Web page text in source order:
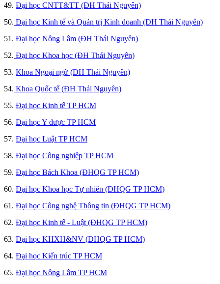
49. Đại học CNTT&TT (ĐH Thái Nguyên)
50. Đại học Kinh tế và Quản trị Kinh doanh (ĐH Thái Nguyên)
51. Đại học Nông Lâm (ĐH Thái Nguyên)
52. Đại học Khoa học (ĐH Thái Nguyên)
53. Khoa Ngoại ngữ (ĐH Thái Nguyên)
54. Khoa Quốc tế (ĐH Thái Nguyên)
55. Đại học Kinh tế TP HCM
56. Đại học Y dược TP HCM
57. Đại học Luật TP HCM
58. Đại học Công nghiệp TP HCM
59. Đại học Bách Khoa (ĐHQG TP HCM)
60. Đại học Khoa học Tự nhiên (ĐHQG TP HCM)
61. Đại học Công nghệ Thông tin (ĐHQG TP HCM)
62. Đại học Kinh tế - Luật (ĐHQG TP HCM)
63. Đại học KHXH&NV (ĐHQG TP HCM)
64. Đại học Kiến trúc TP HCM
65. Đại học Nông Lâm TP HCM